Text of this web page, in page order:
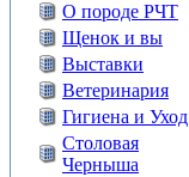
О породе РЧТ
Щенок и вы
Выставки
Ветеринария
Гигиена и Уход
Столовая
Черныша